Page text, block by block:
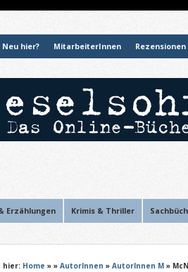
Neu hier? MitarbeiterInnen
Erzählungen Krimis & Thriller
hier: Home » » AutorInnen » AutorInnen M »